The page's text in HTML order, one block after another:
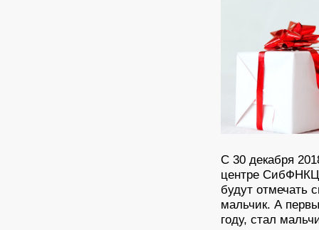
С 30 декабря
центре
будут отмечать
мальчик. А
году, стал